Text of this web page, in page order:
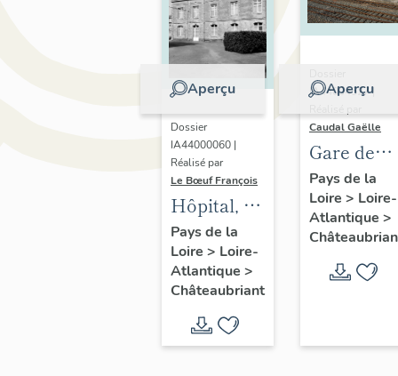
Aperçu
Dossier
IA44000060 |
Réalisé par
Le Bœuf François
Hôpital, 9
rue
Denieul-et-
Gastineau
Pays de la
Loire > Loire-
Atlantique >
Châteaubriant
Aperçu
IA44004527 |
Caudal Gaëlle
Gare de
Pays de la
Loire > Loire-
Atlantique >